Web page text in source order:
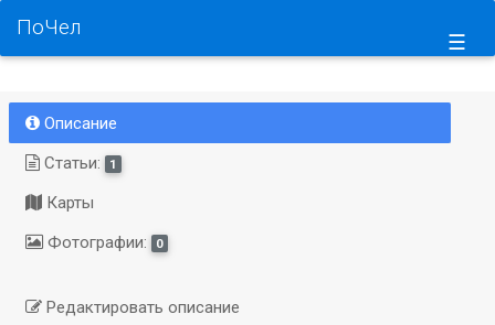
☰
ПоЧел
Описание
Статьи:
1
Карты
Фотографии:
0
Редактировать описание